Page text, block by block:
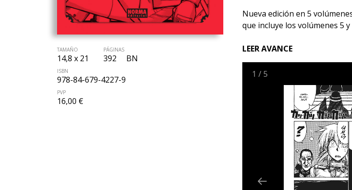
TAMAÑO
14,8 x 21
PÁGINAS
392 BN
ISBN
978-84-679-4227-9
PVP
16,00 €
Nueva edición en 5
que incluye los volúmenes 5
LEER AVANCE
1 / 5